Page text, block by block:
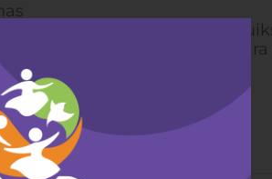
Dirlane Witt, Nienke
Ana Patrícia Chaves
dos Povos Indígenas